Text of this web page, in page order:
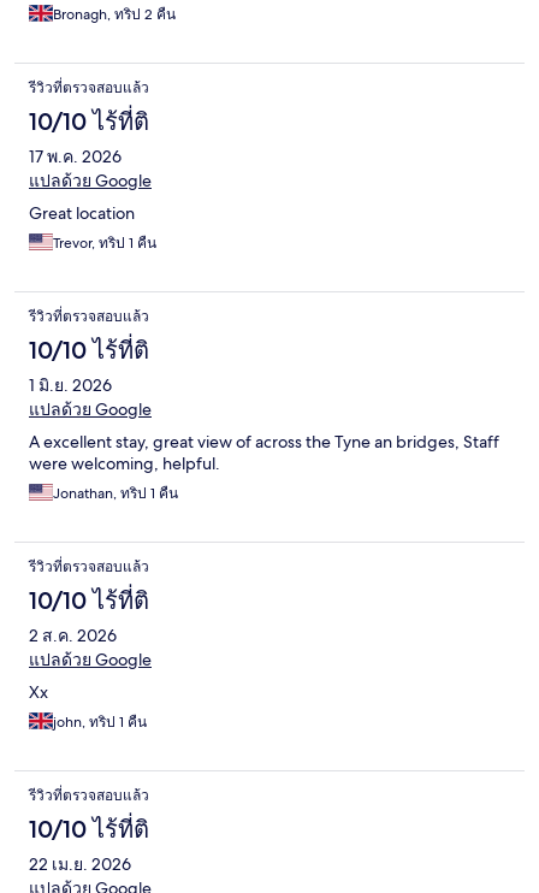
Bronagh, ทริป 2 คืน
รีวิวที่ตรวจสอบแล้ว
10/10 ไร้ที่ติ
17 พ.ค. 2026
แปลด้วย Google
Great location
Trevor, ทริป 1 คืน
รีวิวที่ตรวจสอบแล้ว
10/10 ไร้ที่ติ
1 มิ.ย. 2026
แปลด้วย Google
A excellent stay, great view of across the Tyne an bridges, Staff
were welcoming, helpful.
Jonathan, ทริป 1 คืน
รีวิวที่ตรวจสอบแล้ว
10/10 ไร้ที่ติ
2 ส.ค. 2026
แปลด้วย Google
Xx
john, ทริป 1 คืน
รีวิวที่ตรวจสอบแล้ว
10/10 ไร้ที่ติ
22 เม.ย. 2026
แปลด้วย Google